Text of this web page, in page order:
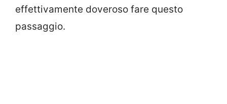
effettivamente doveroso fare questo
passaggio.